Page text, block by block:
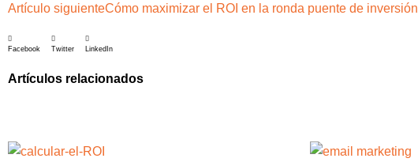
Artículo siguienteCómo maximizar el ROI en la ronda puente de inversión
Facebook Twitter LinkedIn
Artículos relacionados